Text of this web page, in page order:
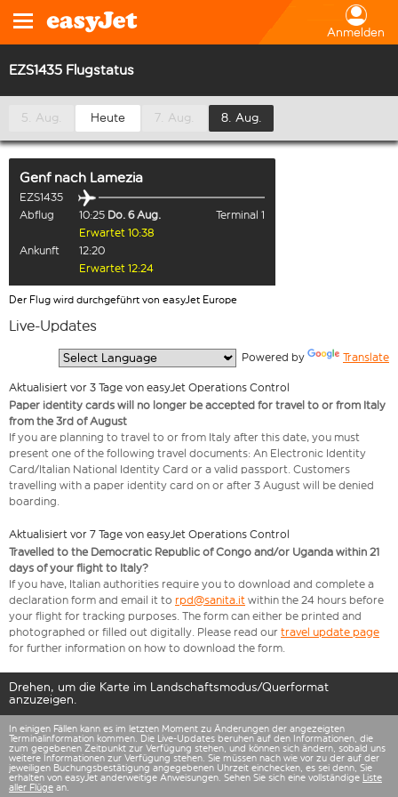
Anmelden
EZS1435 Flugstatus
5. Aug. Heute 7. Aug. 8. Aug.
Genf nach Lamezia
EZS1435
Abflug
10:25 Do. 6 Aug.
Terminal 1
Erwartet 10:38
Ankunft
12:20
Erwartet 12:24
Der Flug wird durchgeführt von easyJet Europe
Live-Updates
Powered by Translate
Aktualisiert vor 3 Tage von easyJet Operations Control
Paper identity cards will no longer be accepted for travel to or from Italy
from the 3rd of August
If you are planning to travel to or from Italy after this date, you must
present one of the following travel documents: An Electronic Identity
Card/Italian National Identity Card or a valid passport. Customers
travelling with a paper identity card on or after 3 August will be denied
boarding.
Aktualisiert vor 7 Tage von easyJet Operations Control
Travelled to the Democratic Republic of Congo and/or Uganda within 21
days of your flight to Italy?
If you have, Italian authorities require you to download and complete a
declaration form and email it to rpd@sanita.it within the 24 hours before
your flight for tracking purposes. The form can either be printed and
photographed or filled out digitally. Please read our travel update page
for further information on how to download the form.
Drehen, um die Karte im Landschaftsmodus/Querformat
anzuzeigen.
In einigen Fällen kann es im letzten Moment zu Änderungen der angezeigten
Terminalinformation kommen. Die Live-Updates beruhen auf den Informationen, die
zum gegebenen Zeitpunkt zur Verfügung stehen, und können sich ändern, sobald uns
weitere Informationen zur Verfügung stehen. Sie müssen nach wie vor zu der auf der
jeweiligen Buchungsbestätigung angegebenen Uhrzeit einchecken, es sei denn, Sie
erhalten von easyJet anderweitige Anweisungen. Sehen Sie sich eine vollständige Liste
aller Flüge an.